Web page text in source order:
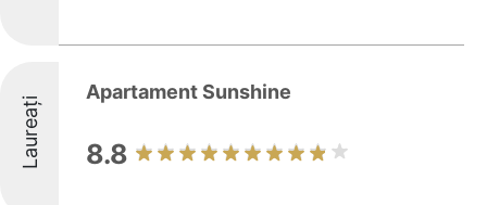
Laureați
Apartament Sunshine
8.8